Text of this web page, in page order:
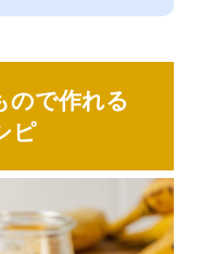
ので作れる
ピ